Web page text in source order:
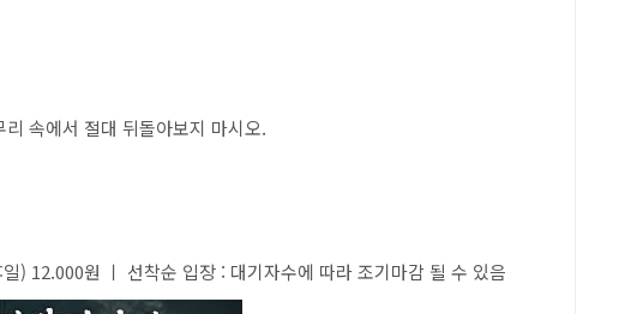
속에서 절대 뒤돌아보지 마시오.
) 12.000원 ㅣ 선착순 입장 : 대기자수에 따라 조기마감 될 수 있음